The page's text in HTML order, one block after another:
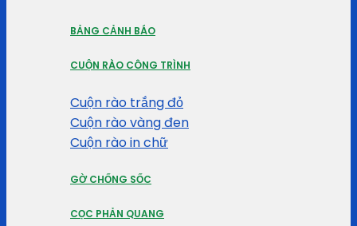
BẢNG CẢNH BÁO
CUỘN RÀO CÔNG TRÌNH
Cuộn rào trắng đỏ
Cuộn rào vàng đen
Cuộn rào in chữ
GỜ CHỐNG SỐC
CỌC PHẢN QUANG